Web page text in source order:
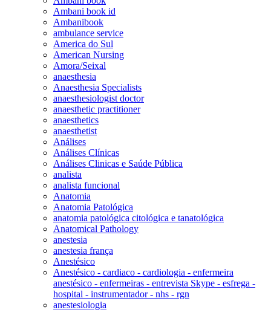
Ambani book id
Ambanibook
ambulance service
America do Sul
American Nursing
Amora/Seixal
anaesthesia
Anaesthesia Specialists
anaesthesiologist doctor
anaesthetic practitioner
anaesthetics
anaesthetist
Análises
Análises Clínicas
Análises Clinicas e Saúde Pública
analista
analista funcional
Anatomia
Anatomia Patológica
anatomia patológica citológica e tanatológica
Anatomical Pathology
anestesia
anestesia frança
Anestésico
Anestésico - cardiaco - cardiologia - enfermeira
anestésico - enfermeiras - entrevista Skype - esfrega -
hospital - instrumentador - nhs - rgn
anestesiologia